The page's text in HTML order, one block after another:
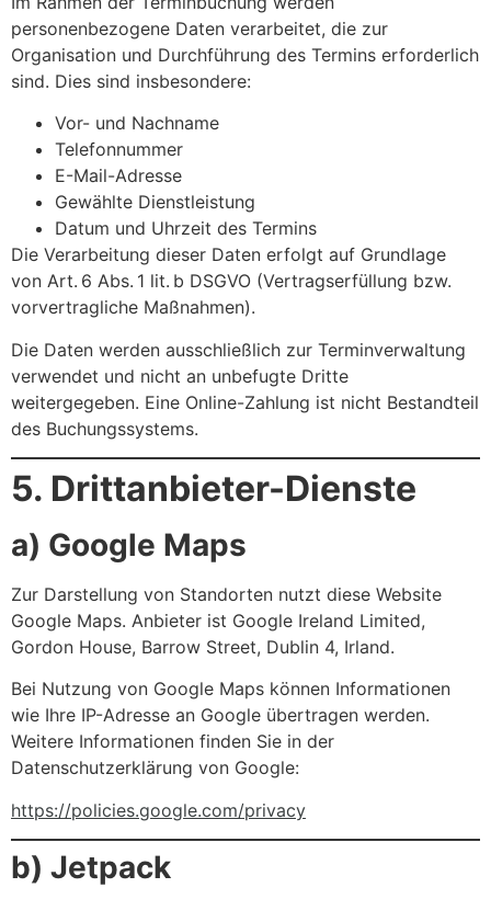
personenbezogene Daten verarbeitet, die zur
Organisation und Durchführung des Termins erforderlich
sind. Dies sind insbesondere:
Vor- und Nachname
Telefonnummer
E-Mail-Adresse
Gewählte Dienstleistung
Datum und Uhrzeit des Termins
Die Verarbeitung dieser Daten erfolgt auf Grundlage
von Art. 6 Abs. 1 lit. b DSGVO (Vertragserfüllung bzw.
vorvertragliche Maßnahmen).
Die Daten werden ausschließlich zur Terminverwaltung
verwendet und nicht an unbefugte Dritte
weitergegeben. Eine Online-Zahlung ist nicht Bestandteil
des Buchungssystems.
5. Drittanbieter-Dienste
a) Google Maps
Zur Darstellung von Standorten nutzt diese Website
Google Maps. Anbieter ist Google Ireland Limited,
Gordon House, Barrow Street, Dublin 4, Irland.
Bei Nutzung von Google Maps können Informationen
wie Ihre IP-Adresse an Google übertragen werden.
Weitere Informationen finden Sie in der
Datenschutzerklärung von Google:
https://policies.google.com/privacy
b) Jetpack